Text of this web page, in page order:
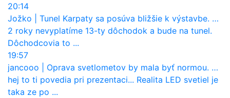
20:14
Jožko
Tunel Karpaty sa posúva bližšie k výstavbe. NDS urobila dôležitý krok
2 roky nevyplatíme 13-ty dôchodok a bude na tunel.
Dôchodcovia to ...
19:57
jancooo
Oprava svetlometov by mala byť normou. Jeden nový dnes stojí priemerne 1251 eur!
hej to ti povedia pri prezentaci... Realita LED svetiel je
taka ze po ...